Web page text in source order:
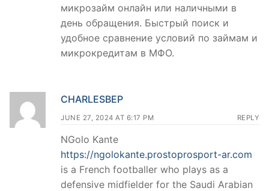
микрозайм онлайн или наличными в
день обращения. Быстрый поиск и
удобное сравнение условий по займам и
микрокредитам в МФО.
CHARLESBEP
JUNE 27, 2024 AT 6:17 PM REPLY
NGolo Kante
https://ngolokante.prostoprosport-ar.com
is a French footballer who plays as a
defensive midfielder for the Saudi Arabian